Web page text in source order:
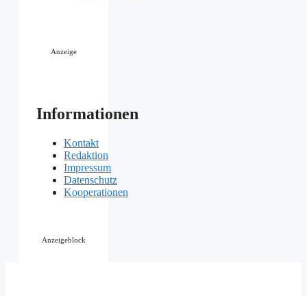
Anzeige
Informationen
Kontakt
Redaktion
Impressum
Datenschutz
Kooperationen
Anzeigeblock